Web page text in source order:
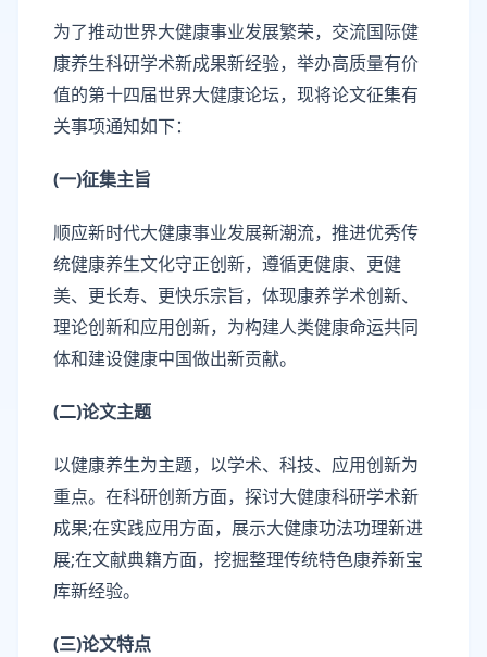
为了推动世界大健康事业发展繁荣，交流国际健
康养生科研学术新成果新经验，举办高质量有价
值的第十四届世界大健康论坛，现将论文征集有
关事项通知如下：
(一)征集主旨
顺应新时代大健康事业发展新潮流，推进优秀传
统健康养生文化守正创新，遵循更健康、更健
美、更长寿、更快乐宗旨，体现康养学术创新、
理论创新和应用创新，为构建人类健康命运共同
体和建设健康中国做出新贡献。
(二)论文主题
以健康养生为主题，以学术、科技、应用创新为
重点。在科研创新方面，探讨大健康科研学术新
成果;在实践应用方面，展示大健康功法功理新进
展;在文献典籍方面，挖掘整理传统特色康养新宝
库新经验。
(三)论文特点